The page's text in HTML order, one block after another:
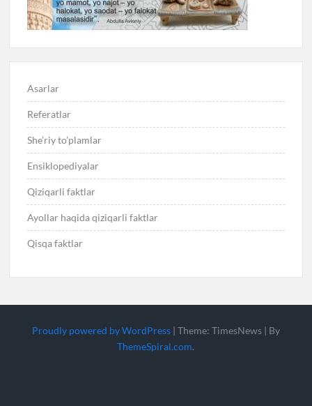
Asarlar
Referatlar
She’riy to’plamlar
Ensiklopediyalar
Qiziqarli faktlar
Ayollar haqida qiziqarli faktlar
Qisqa faktlar
Proudly powered by WordPress | Theme: TimesNews | By
ThemeSpiral.com.